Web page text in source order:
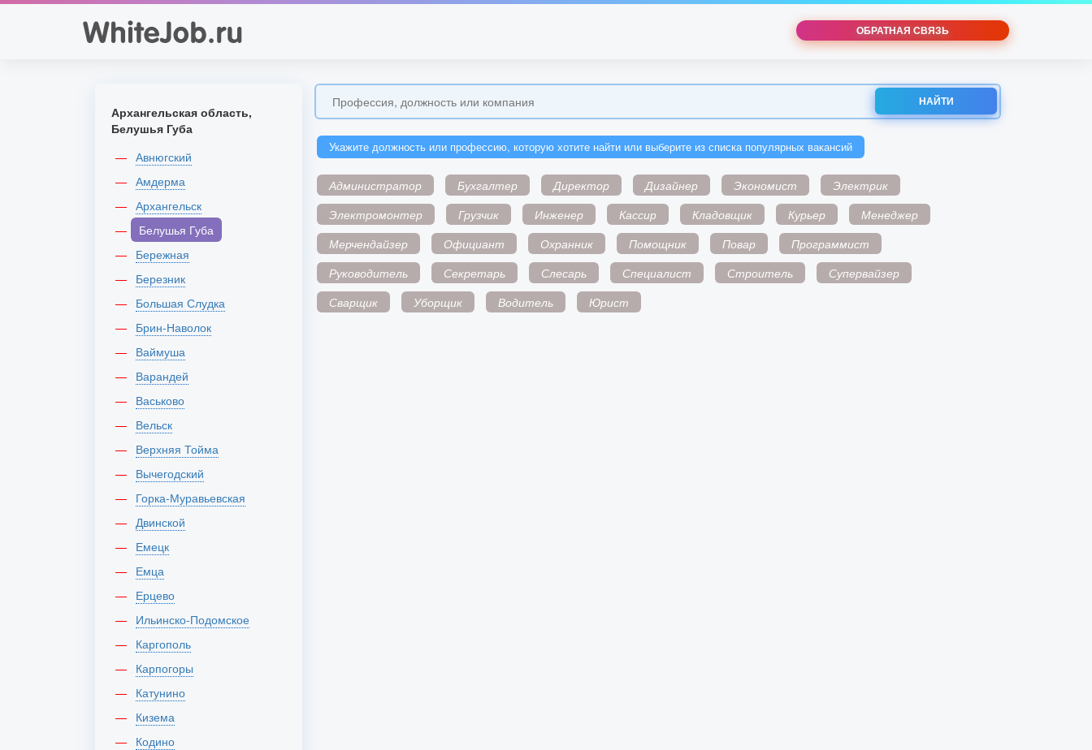
ОБРАТНАЯ СВЯЗЬ
НАЙТИ
Укажите должность или профессию, которую хотите найти или выберите из списка популярных вакансий
Администратор Бухгалтер Директор Дизайнер Экономист
Электрик
Электромонтер
Грузчик Инженер Кассир Кладовщик Курьер
Менеджер
Мерчендайзер
Официант Охранник Помощник Повар
Программист
Руководитель
Секретарь Слесарь Специалист Строитель
Супервайзер
Сварщик
Уборщик Водитель Юрист
Архангельская область,
Белушья Губа
Авнюгский
Амдерма
Архангельск
Белушья Губа
Бережная
Березник
Большая Слудка
Брин-Наволок
Ваймуша
Варандей
Васьково
Вельск
Верхняя Тойма
Вычегодский
Горка-Муравьевская
Двинской
Емецк
Емца
Ерцево
Ильинско-Подомское
Каргополь
Карпогоры
Катунино
Кизема
Кодино